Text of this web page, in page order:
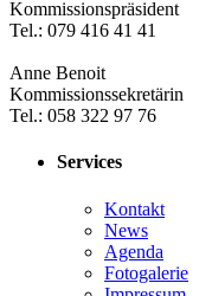
Kommissionspräsident
Tel.: 079 416 41 41
Anne Benoit
Kommissionssekretärin
Tel.: 058 322 97 76
Services
Kontakt
News
Agenda
Fotogalerie